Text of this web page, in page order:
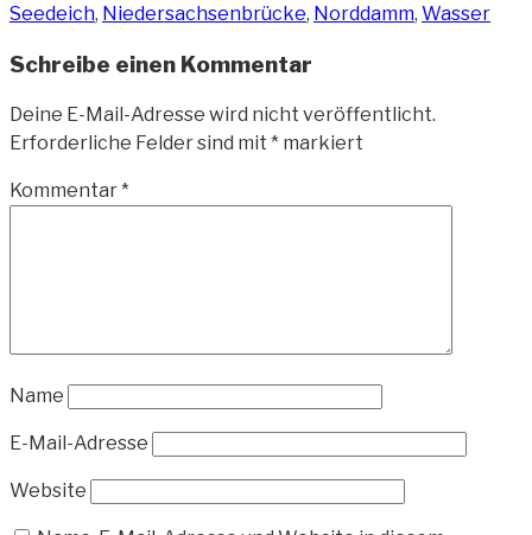
Seedeich, Niedersachsenbrücke, Norddamm, Wasser
Schreibe einen Kommentar
Deine E-Mail-Adresse wird nicht veröffentlicht.
Erforderliche Felder sind mit * markiert
Kommentar*
Name
E-Mail-Adresse
Website